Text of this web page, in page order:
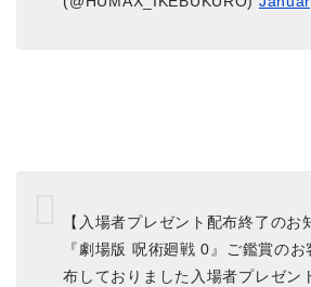
【入場者プレゼント配布終了のお
『劇場版 呪術廻戦 0』ご鑑賞の
布しておりました入場者プレゼン